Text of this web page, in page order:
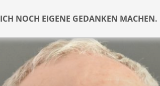
NOCH EIGENE GEDANKEN MACHEN.